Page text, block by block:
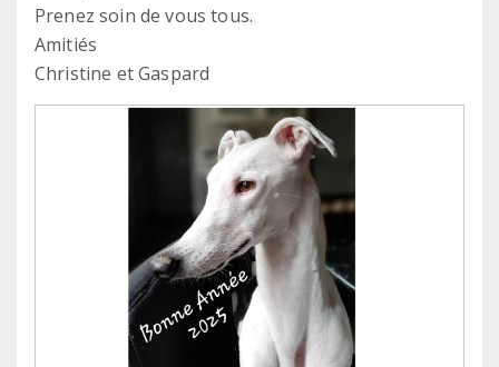
Prenez soin de vous tous.
Amitiés
Christine et Gaspard